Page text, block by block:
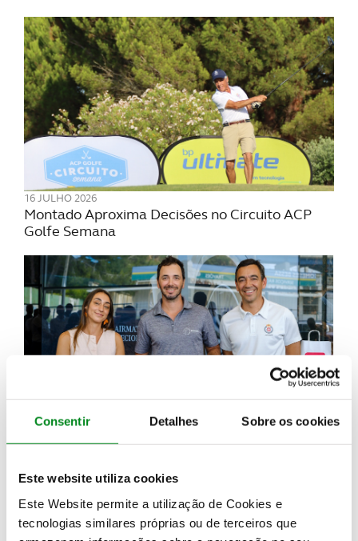
Consentir Detalhes Sobre os cookies
Este website utiliza cookies
Este Website permite a utilização de Cookies e
tecnologias similares próprias ou de terceiros que
16 JULHO 2026
Montado Aproxima Decisões no Circuito ACP
Golfe Semana